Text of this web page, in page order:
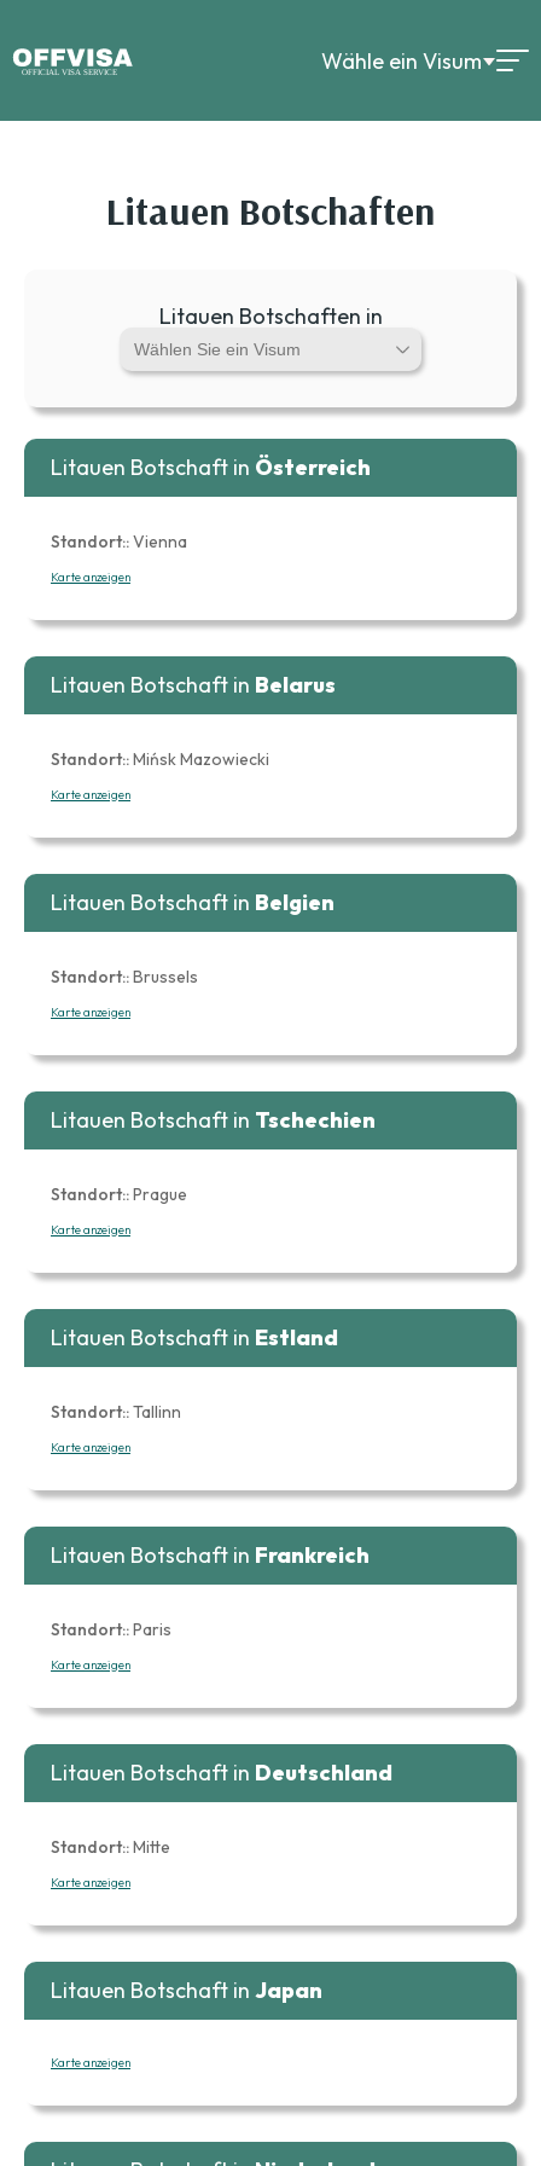
Wähle ein Visum
Litauen Botschaften
Litauen Botschaften in
Litauen Botschaft in Österreich
Standort::Vienna
Karte anzeigen
Litauen Botschaft in Belarus
Standort::Mińsk Mazowiecki
Karte anzeigen
Litauen Botschaft in Belgien
Standort::Brussels
Karte anzeigen
Litauen Botschaft in Tschechien
Standort::Prague
Karte anzeigen
Litauen Botschaft in Estland
Standort::Tallinn
Karte anzeigen
Litauen Botschaft in Frankreich
Standort::Paris
Karte anzeigen
Litauen Botschaft in Deutschland
Standort::Mitte
Karte anzeigen
Litauen Botschaft in Japan
Karte anzeigen